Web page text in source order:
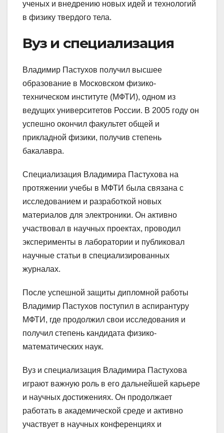
ученых и внедрению новых идей и технологий
в физику твердого тела.
Вуз и специализация
Владимир Пастухов получил высшее
образование в Московском физико-
техническом институте (МФТИ), одном из
ведущих университетов России. В 2005 году он
успешно окончил факультет общей и
прикладной физики, получив степень
бакалавра.
Специализация Владимира Пастухова на
протяжении учебы в МФТИ была связана с
исследованием и разработкой новых
материалов для электроники. Он активно
участвовал в научных проектах, проводил
эксперименты в лаборатории и публиковал
научные статьи в специализированных
журналах.
После успешной защиты дипломной работы
Владимир Пастухов поступил в аспирантуру
МФТИ, где продолжил свои исследования и
получил степень кандидата физико-
математических наук.
Вуз и специализация Владимира Пастухова
играют важную роль в его дальнейшей карьере
и научных достижениях. Он продолжает
работать в академической среде и активно
участвует в научных конференциях и